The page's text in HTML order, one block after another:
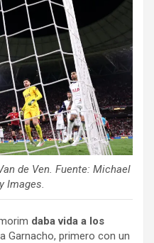
de Ven. Fuente: Michael
Images.
daba vida a los
Garnacho, primero con un